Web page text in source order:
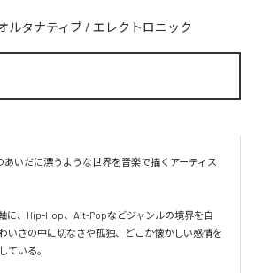
ルタナティブ / エレクトロニック
あいだに漂うような世界を音楽で描くアーティス
に、Hip-Hop、Alt-Popなどジャンルの境界を自
いさの中に切なさや孤独、どこか懐かしい感情を
ている。